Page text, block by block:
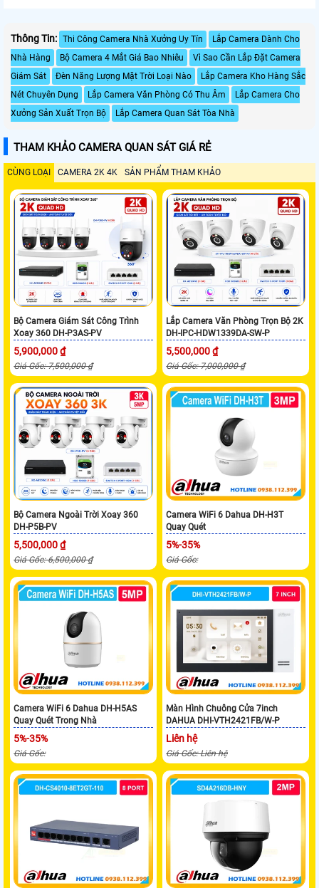
Thông Tin: Thi Công Camera Nhà Xưởng Uy Tín
Lắp Camera Dành Cho
Nhà Hàng
Bộ Camera 4 Mắt Giá Bao Nhiêu
Vì Sao Cần Lắp Đặt Camera
Giám Sát
Đèn Năng Lượng Mặt Trời Loại Nào
Lắp Camera Kho Hàng Sắc
Nét Chuyên Dụng
Lắp Camera Văn Phòng Có Thu Âm
Lắp Camera Cho
Xưởng Sản Xuất Trọn Bộ
Lắp Camera Quan Sát Tòa Nhà
THAM KHẢO CAMERA QUAN SÁT GIÁ RẺ
CÙNG LOẠI CAMERA 2K 4K SẢN PHẨM THAM KHẢO
Bộ Camera Giám Sát Công Trình
Xoay 360 DH-P3AS-PV
5,900,000 ₫
Giá Gốc: 7,500,000 ₫
Lắp Camera Văn Phòng Trọn Bộ 2K
DH-IPC-HDW1339DA-SW-P
5,500,000 ₫
Giá Gốc: 7,000,000 ₫
Bộ Camera Ngoài Trời Xoay 360
DH-P5B-PV
5,500,000 ₫
Giá Gốc: 6,500,000 ₫
Camera WiFi 6 Dahua DH-H3T
Quay Quét
5%-35%
Giá Gốc:
Camera WiFi 6 Dahua DH-H5AS
Quay Quét Trong Nhà
5%-35%
Giá Gốc:
Màn Hình Chuông Cửa 7inch
DAHUA DHI-VTH2421FB/W-P
Liên hệ
Giá Gốc: Liên hệ